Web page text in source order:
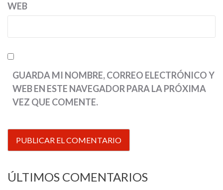
WEB
GUARDA MI NOMBRE, CORREO ELECTRÓNICO Y
WEB EN ESTE NAVEGADOR PARA LA PRÓXIMA
VEZ QUE COMENTE.
ÚLTIMOS COMENTARIOS